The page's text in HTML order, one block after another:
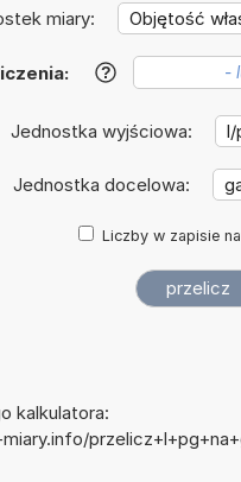
miary:
?
Jednostka wyjściowa:
Jednostka docelowa:
Liczby w zapisie
kalkulatora: